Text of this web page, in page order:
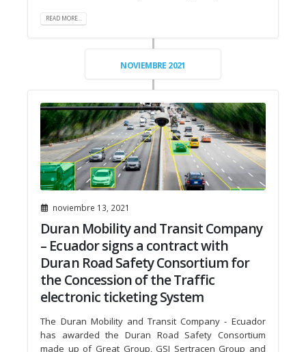
READ MORE...
NOVIEMBRE 2021
noviembre 13, 2021
Duran Mobility and Transit Company
– Ecuador signs a contract with
Duran Road Safety Consortium for
the Concession of the Traffic
electronic ticketing System
The Duran Mobility and Transit Company - Ecuador
has awarded the Duran Road Safety Consortium
made up of Great Group, GSI Sertracen Group and